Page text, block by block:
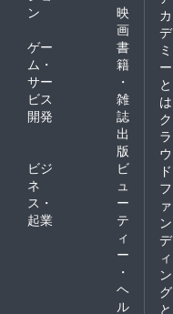
ン
映
画
ゲー
ム・
サー
ビス
開発
書
籍
・
雑
誌
出
版
ビジ
ネ
ス・
起業
ビ
ュ
ー
テ
ィ
ー
・
ヘ
ル
カ
デ
ミ
ー
と
は
ク
ラ
ウ
ド
フ
ァ
ン
デ
ィ
ン
グ
と